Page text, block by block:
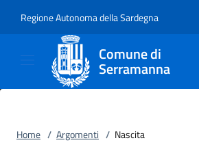
Regione Autonoma della Sardegna
Comune di
Serramanna
Home / Argomenti / Nascita